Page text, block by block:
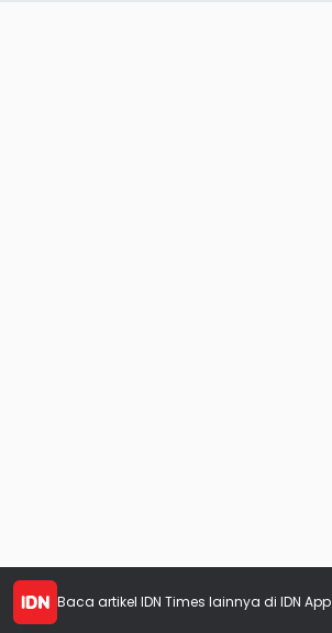
Baca artikel IDN Times lainnya di IDN App